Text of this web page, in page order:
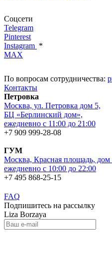
Соцсети
Telegram
Pinterest
Instagram *
MAX
По вопросам сотрудничества:
Контакты
Петровка
Москва, ул. Петровка дом 5,
БЦ «Берлинский дом»,
ежедневно с 11:00 до 21:00
+7 909 999-28-08
ГУМ
Москва, Красная площадь, дом
ежедневно с 10:00 до 22:00
+7 495 868-25-15
FAQ
Подпишитесь на рассылку
Liza Borzaya